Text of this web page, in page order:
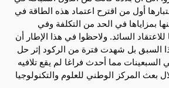
أول من اقترح اعتماد هذه الطاقة في
بمزاياها في الحد من التكلفة وفي
السائد. ولاحظوا في هذا الإطار أن
السبق بل شهدت فترة من الركود إثر حل
السبعينات مما أحدث فراغا لم يقع تلافيه
بعث المركز الوطني للعلوم والتكنولوجيا